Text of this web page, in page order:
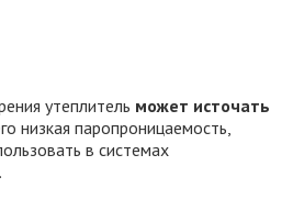
утеплитель может источать
низкая паропроницаемость,
в системах